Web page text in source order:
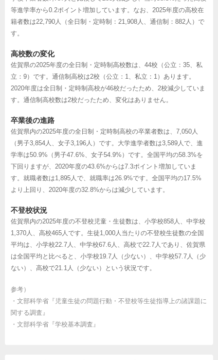
等進学率から0.2ポイント増加しています。なお、2025年度の高校在
籍者数は22,790人（全日制・定時制：21,908人、通信制：882人）で
す。
高校数の変化
佐賀県の2025年度の全日制・定時制高校数は、44校（公立：35、私
立：9）です。通信制高校は2校（公立：1、私立：1）あります。
2020年度は全日制・定時制高校が46校だったため、2校減少していま
す。通信制高校数は2校だったため、変化はありません。
卒業後の進路
佐賀県内の2025年度の全日制・定時制高校の卒業者数は、7,050人
（男子3,854人、女子3,196人）です。大学進学者数は3,589人で、進
学率は50.9%（男子47.6%、女子54.9%）です。全国平均の58.3%を
下回りますが、2020年度の43.6%からは7.3ポイント増加していま
す。就職者数は1,895人で、就職率は26.9%です。全国平均の17.5%
より上回り、2020年度の32.8%からは減少しています。
不登校状況
佐賀県内の2025年度の不登校児童・生徒数は、小学校858人、中学校
1,370人、高校465人です。生徒1,000人当たりの不登校生徒数の全国
平均は、小学校22.7人、中学校67.6人、高校で22.7人であり、佐賀県
は全国平均と比べると、小学校19.7人（少ない）、中学校57.7人（少
ない）、高校で21.1人（少ない）という状況です。
参考）
・ 文部科学省『児童生徒の問題行動・不登校等生徒指導上の諸課題に
関する調査』
・ 文部科学省『学校基本調査』